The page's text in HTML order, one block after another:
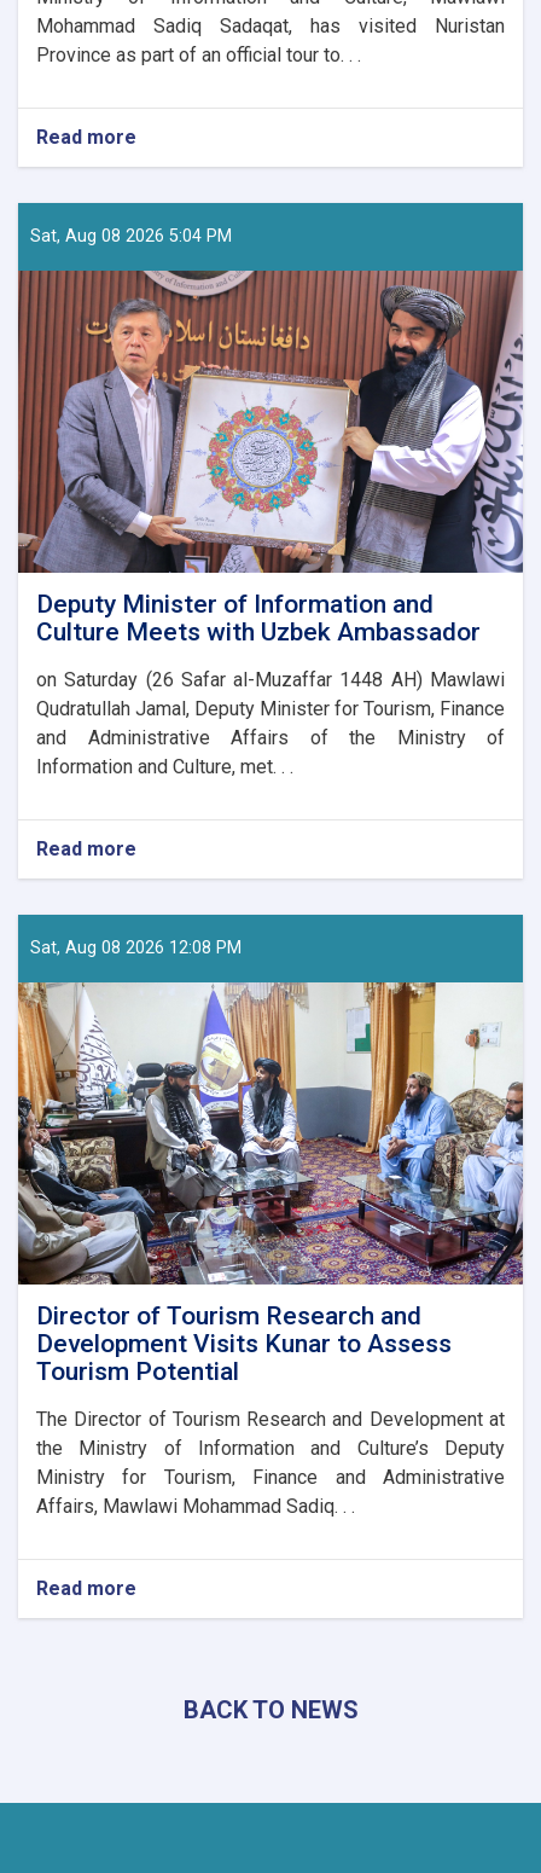
Mohammad Sadiq Sadaqat, has visited Nuristan
Province as part of an official tour to. . .
Read more
and
Development
Visits
Nuristan
to
Assess
Tourism
Potential
Sat, Aug 08 2026 5:04 PM
Deputy Minister of Information and
Culture Meets with Uzbek Ambassador
on Saturday (26 Safar al-Muzaffar 1448 AH) Mawlawi
Qudratullah Jamal, Deputy Minister for Tourism, Finance
and Administrative Affairs of the Ministry of
Information and Culture, met. . .
Read more
of
Information
Uzbek
Ambassador
Sat, Aug 08 2026 12:08 PM
Director of Tourism Research and
Development Visits Kunar to Assess
Tourism Potential
The Director of Tourism Research and Development at
the Ministry of Information and Culture’s Deputy
Ministry for Tourism, Finance and Administrative
Affairs, Mawlawi Mohammad Sadiq. . .
Read more
to
BACK TO NEWS